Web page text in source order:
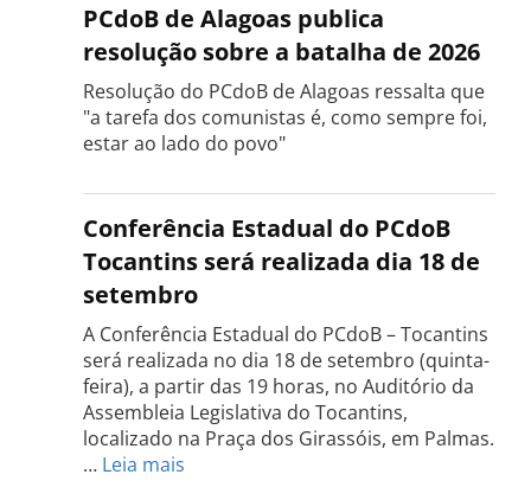
PCdoB de Alagoas publica
resolução sobre a batalha de 2026
Resolução do PCdoB de Alagoas ressalta que
"a tarefa dos comunistas é, como sempre foi,
estar ao lado do povo"
Conferência Estadual do PCdoB
Tocantins será realizada dia 18 de
setembro
A Conferência Estadual do PCdoB – Tocantins
será realizada no dia 18 de setembro (quinta-
feira), a partir das 19 horas, no Auditório da
Assembleia Legislativa do Tocantins,
localizado na Praça dos Girassóis, em Palmas.
… Leia mais